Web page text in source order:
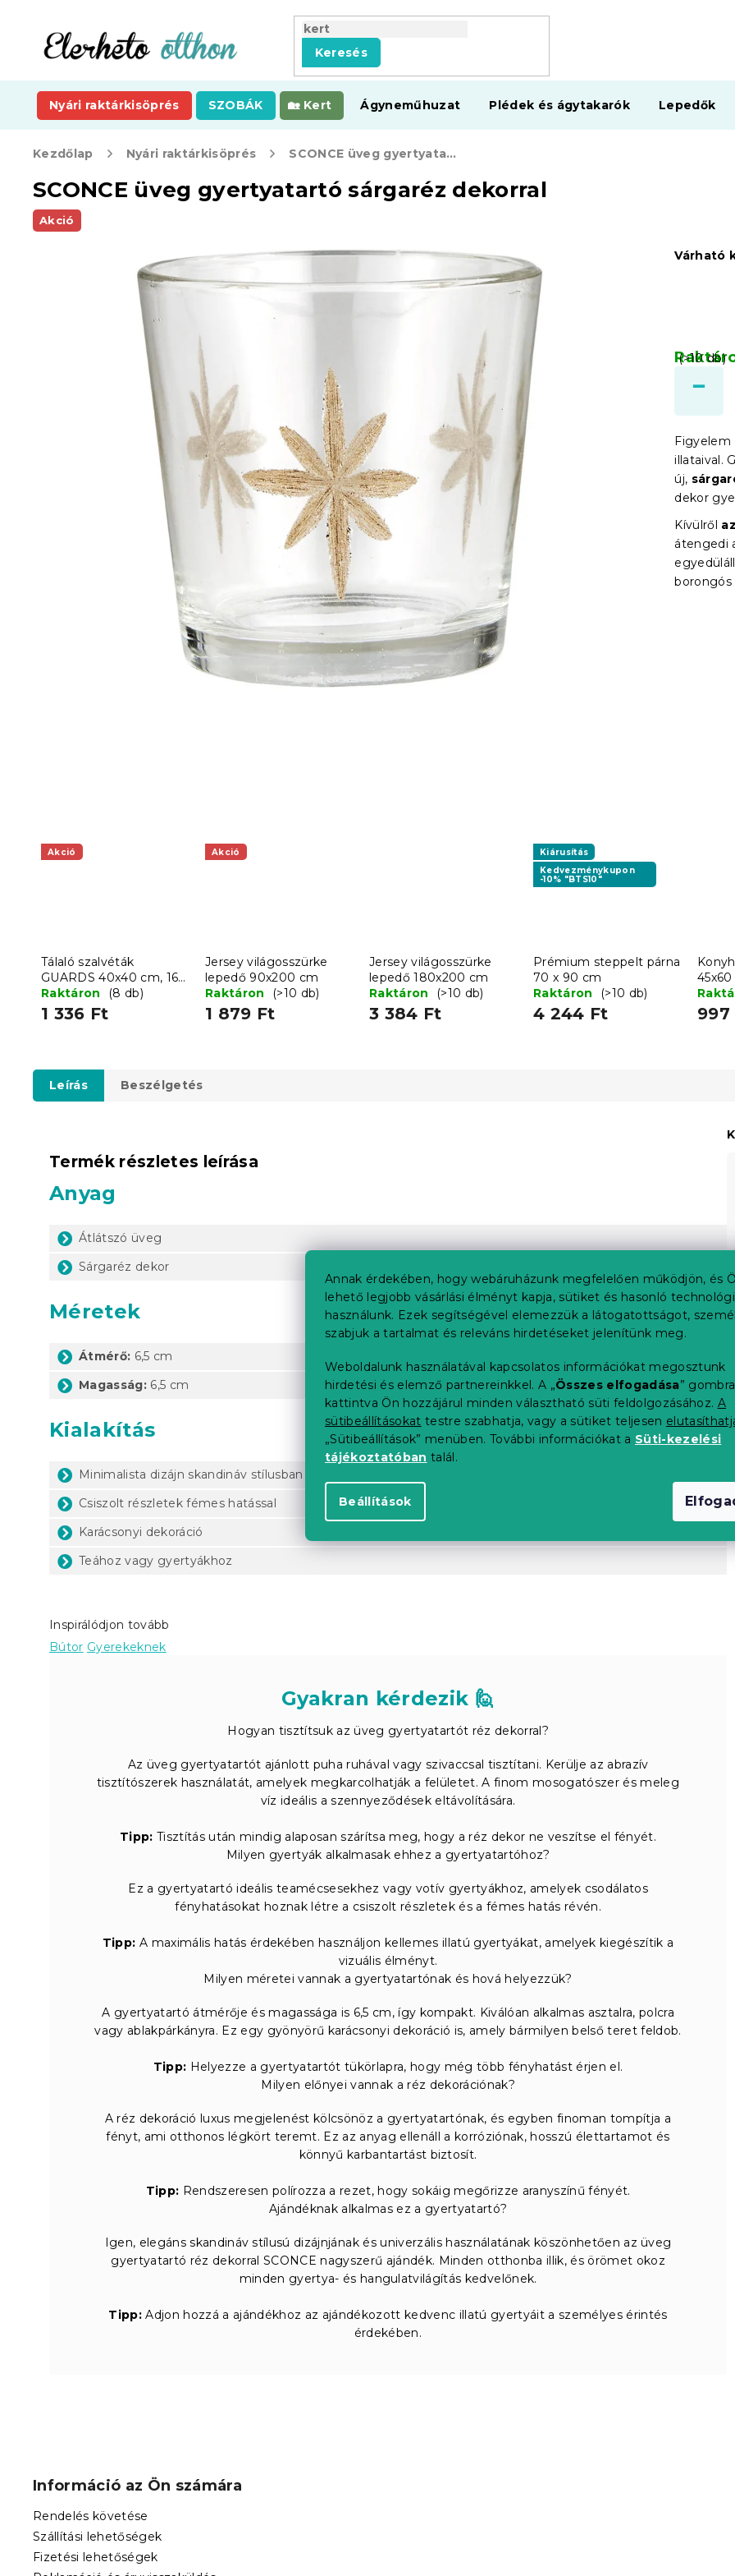
Annak érdekében, hogy webáruházunk megfelelően működjön, és
lehető legjobb vásárlási élményt kapja, sütiket és hasonló
használunk. Ezek segítségével elemezzük a látogatottságot,
szabjuk a tartalmat és releváns hirdetéseket jelenítünk meg.
Weboldalunk használatával kapcsolatos információkat megosztunk
hirdetési és elemző partnereinkkel. A „Összes elfogadása” gombra
kattintva Ön hozzájárul minden választható süti feldolgozásához. A
sütibeállításokat testre szabhatja, vagy a sütiket teljesen
„Sütibeállítások” menüben. További információkat a Süti-kezelési
tájékoztatóban talál.
Beállítások
tartalomhoz
Keresés
Nyári raktárkisöprés SZOBÁK Kert Ágyneműhuzat Plédek és ágytakarók Lepedők
Kezdőlap Nyári raktárkisöprés SCONCE üveg gyertyatartó sárgaréz dekorral
SCONCE üveg gyertyatartó sárgaréz dekorral
Akció
(>10 db)
Várható
Figyelem
illataival.
új,
dekor
Kívülről
átengedi
borongós
Akció
Tálaló szalvéták
GUARDS 40x40 cm, 16
db
Raktáron (8 db)
1 336 Ft
Akció
Jersey világosszürke
lepedő 90x200 cm
Raktáron
(>10 db)
1 879 Ft
Jersey világosszürke
lepedő 180x200 cm
Raktáron
(>10 db)
3 384 Ft
Kiárusítás
Kedvezménykupon
-10% "BTS10"
Prémium steppelt párna
70 x 90 cm
Raktáron
(>10 db)
4 244 Ft 997
Leírás Beszélgetés
Termék részletes leírása
Anyag
Átlátszó üveg
Sárgaréz dekor
Méretek
Átmérő: 6,5 cm
Magasság: 6,5 cm
Kialakítás
Minimalista dizájn skandináv stílusban
Csiszolt részletek fémes hatással
Karácsonyi dekoráció
Teához vagy gyertyákhoz
Inspirálódjon tovább
Bútor Gyerekeknek
Gyakran kérdezik 🙋
Hogyan tisztítsuk az üveg gyertyatartót réz dekorral?
Az üveg gyertyatartót ajánlott puha ruhával vagy szivaccsal tisztítani. Kerülje az abrazív
tisztítószerek használatát, amelyek megkarcolhatják a felületet. A finom mosogatószer és meleg
víz ideális a szennyeződések eltávolítására.
Tipp: Tisztítás után mindig alaposan szárítsa meg, hogy a réz dekor ne veszítse el fényét.
Milyen gyertyák alkalmasak ehhez a gyertyatartóhoz?
Ez a gyertyatartó ideális teamécsesekhez vagy votív gyertyákhoz, amelyek csodálatos
fényhatásokat hoznak létre a csiszolt részletek és a fémes hatás révén.
Tipp: A maximális hatás érdekében használjon kellemes illatú gyertyákat, amelyek kiegészítik a
vizuális élményt.
Milyen méretei vannak a gyertyatartónak és hová helyezzük?
A gyertyatartó átmérője és magassága is 6,5 cm, így kompakt. Kiválóan alkalmas asztalra, polcra
vagy ablakpárkányra. Ez egy gyönyörű karácsonyi dekoráció is, amely bármilyen belső teret feldob.
Tipp: Helyezze a gyertyatartót tükörlapra, hogy még több fényhatást érjen el.
Milyen előnyei vannak a réz dekorációnak?
A réz dekoráció luxus megjelenést kölcsönöz a gyertyatartónak, és egyben finoman tompítja a
fényt, ami otthonos légkört teremt. Ez az anyag ellenáll a korróziónak, hosszú élettartamot és
könnyű karbantartást biztosít.
Tipp: Rendszeresen polírozza a rezet, hogy sokáig megőrizze aranyszínű fényét.
Ajándéknak alkalmas ez a gyertyatartó?
Igen, elegáns skandináv stílusú dizájnjának és univerzális használatának köszönhetően az üveg
gyertyatartó réz dekorral SCONCE nagyszerű ajándék. Minden otthonba illik, és örömet okoz
minden gyertya- és hangulatvilágítás kedvelőnek.
Tipp: Adjon hozzá a ajándékhoz az ajándékozott kedvenc illatú gyertyáit a személyes érintés
érdekében.
Információ az Ön számára
Rendelés követése
Szállítási lehetőségek
Fizetési lehetőségek